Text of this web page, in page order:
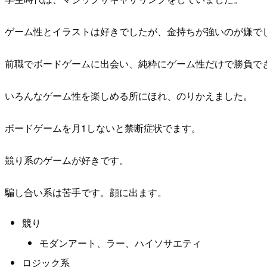
ゲーム性とイラストは好きでしたが、金持ちが強いのが嫌で
前職でボードゲームに出会い、純粋にゲーム性だけで勝負で
いろんなゲーム性を楽しめる所にほれ、のりかえました。
ボードゲームを月1しないと禁断症状でます。
競り系のゲームが好きです。
騙し合い系は苦手です。顔に出ます。
競り
モダンアート、ラー、ハイソサエティ
ロジック系